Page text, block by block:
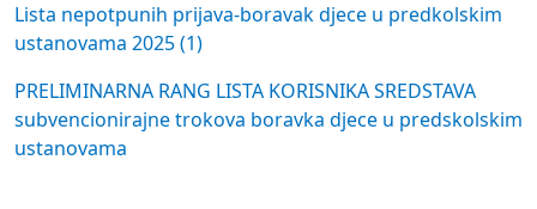
Lista nepotpunih prijava-boravak djece u predkolskim
ustanovama 2025 (1)
PRELIMINARNA RANG LISTA KORISNIKA SREDSTAVA
subvencionirajne trokova boravka djece u predskolskim
ustanovama